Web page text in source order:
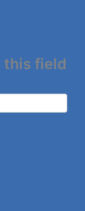
this field